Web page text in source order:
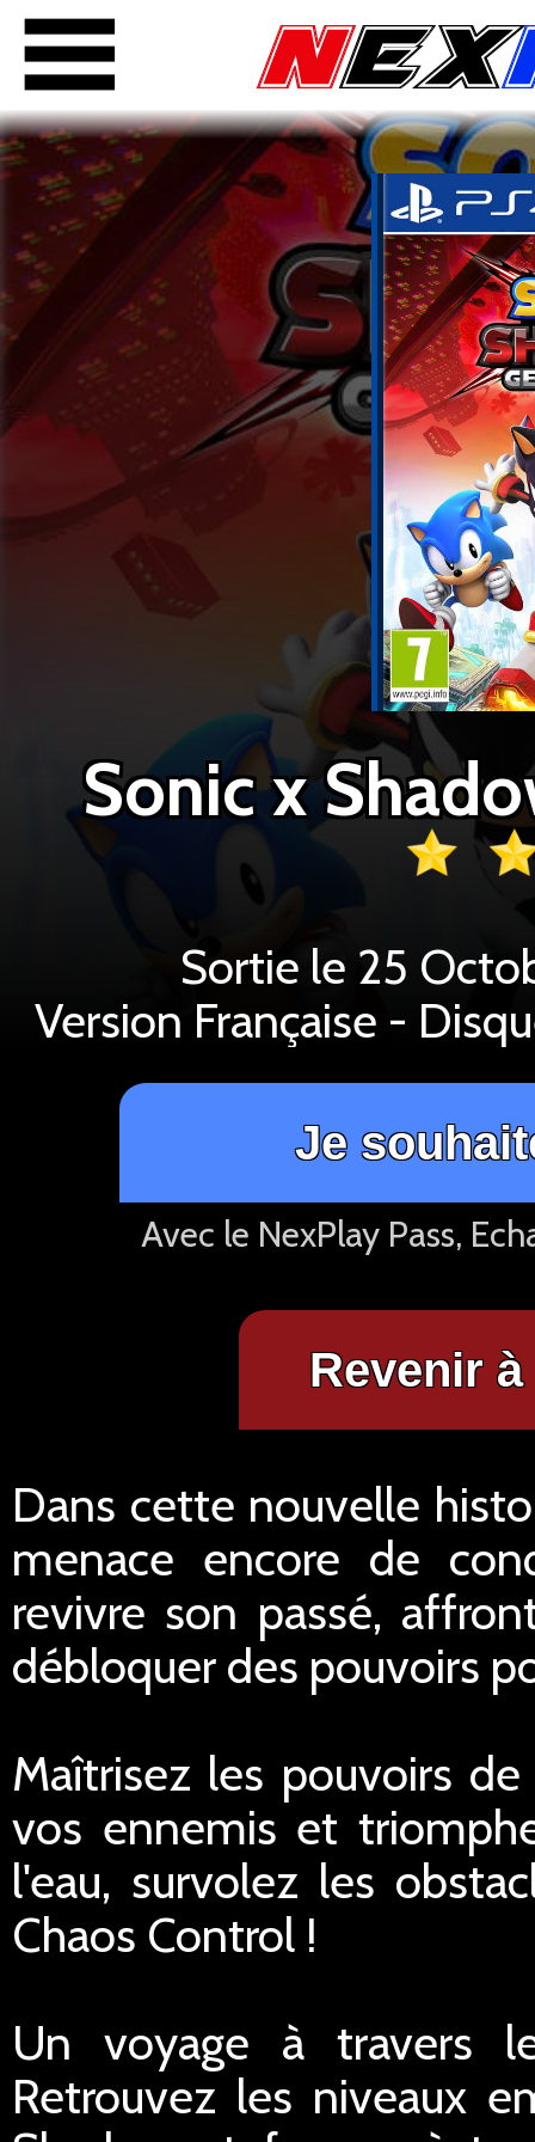
Sonic x
Sortie le 25
Version Française -
Je
Avec le NexPlay Pass,
Revenir
Dans cette nouvelle
menace encore de
revivre son passé,
débloquer des pouvoirs
Maîtrisez les pouvoirs
vos ennemis et
l'eau, survolez les
Chaos Control !
Un voyage à travers
Retrouvez les niveaux